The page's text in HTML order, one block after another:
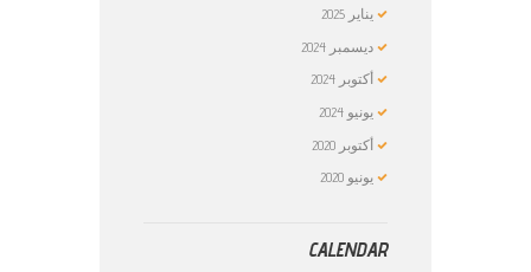
يناير2025
ديسمبر2024
أكتوبر2024
يونيو2024
أكتوبر2020
يونيو2020
CALENDAR